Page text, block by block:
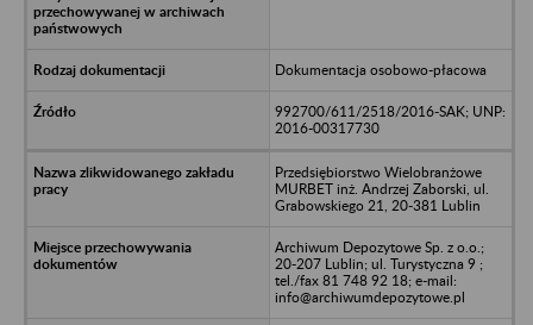
Dokumentacja osobowo-płacowa
992700/611/2518/2016-SAK; UNP:
2016-00317730
Przedsiębiorstwo Wielobranżowe
MURBET inż. Andrzej Zaborski, ul.
Grabowskiego 21, 20-381 Lublin
Archiwum Depozytowe Sp. z o.o.;
20-207 Lublin; ul. Turystyczna 9 ;
tel./fax 81 748 92 18; e-mail:
info@archiwumdepozytowe.pl